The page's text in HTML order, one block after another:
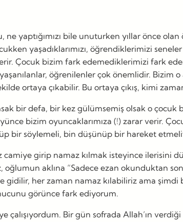
yaptığımızı bile unuturken yıllar önce olan
yaşadıklarımızı, öğrendiklerimizi
Çocuk bizim fark edemediklerimizi fark
öğrenilenler çok önemlidir. Bizim o
ortaya çıkabilir. Bu ortaya çıkış, kimi
bir defa, bir kez gülümsemiş olsak o çocuk
bizim oyuncaklarımıza (!) zarar verir.
bir söylemeli, bin düşünüp bir hareket
girip namaz kılmak isteyince ilerisini
aklına “Sadece ezan okunduktan
her zaman namaz kılabiliriz ama şimdi
görünce fark ediyorum.
Bir gün sofrada Allah’ın